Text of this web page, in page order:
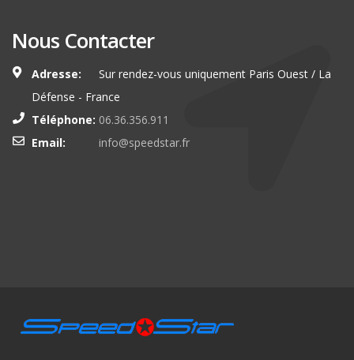
Nous Contacter
Adresse:
Sur rendez-vous uniquement Paris Ouest / La
Défense - France
Téléphone: 06.36.356.911
Email:
info@speedstar.fr